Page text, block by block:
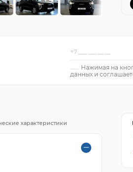
Нажимая на
данных и
характеристики